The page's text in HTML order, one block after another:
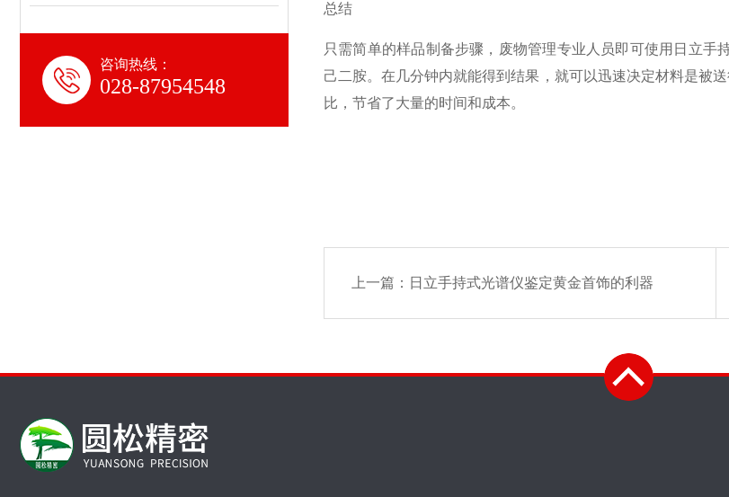
咨询热线：
028-87954548
总结
只需简单的样品制备步骤，废物管理专业人员即可使用日立
己二胺。在几分钟内就能得到结果，就可以迅速决定材料是被
比，节省了大量的时间和成本。
上一篇： 日立手持式光谱仪鉴定黄金首饰的利器